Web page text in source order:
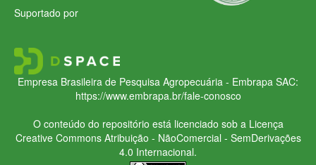
Suportado por
Empresa Brasileira de Pesquisa Agropecuária - Embrapa SAC:
https://www.embrapa.br/fale-conosco
O conteúdo do repositório está licenciado sob a Licença
Creative CommonsAtribuição - NãoComercial - SemDerivações
4.0 Internacional.